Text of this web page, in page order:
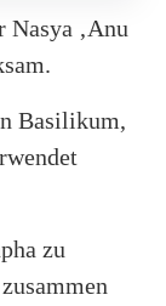
‚Anu
Basilikum,
zu